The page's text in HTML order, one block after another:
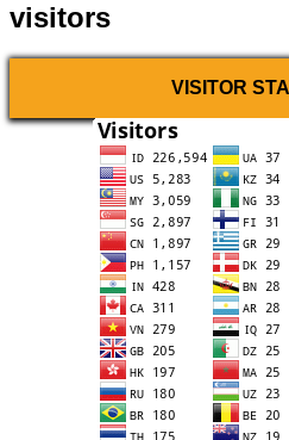
visitors
VISITOR